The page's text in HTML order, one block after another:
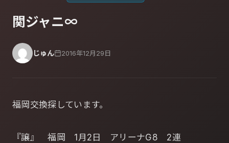
関ジャニ∞
じゅん 2016年12月29日
福岡交換探しています。
『譲』 福岡 1月2日 アリーナG8 2連